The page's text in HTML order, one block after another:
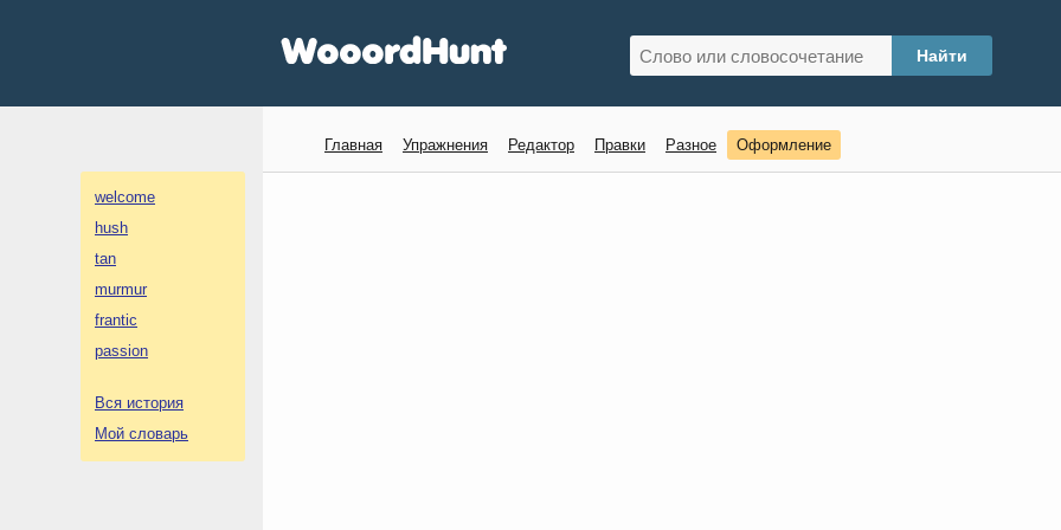
welcome
hush
tan
murmur
frantic
passion
Вся история
Мой словарь
Главная Упражнения Редактор Правки Разное Оформление